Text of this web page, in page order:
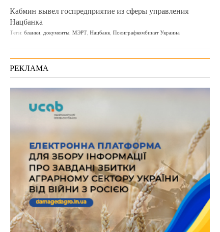
Кабмин вывел госпредприятие из сферы управления
Нацбанка
Теги: бланки документы МЭРТ Нацбанк Полиграфкомбинат Украина
РЕКЛАМА